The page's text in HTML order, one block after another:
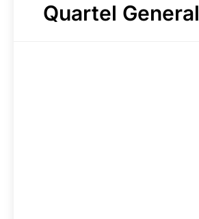
Quartel General